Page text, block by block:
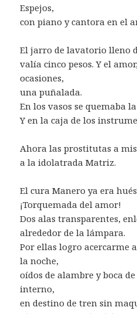
Espejos,
con piano y cantora en el
El jarro de lavatorio lleno
valía cinco pesos. Y el
ocasiones,
una puñalada.
En los vasos se quemaba
Y en la caja de los
Ahora las prostitutas a
a la idolatrada Matriz.
El cura Manero ya era
¡Torquemada del amor!
Dos alas transparentes,
alrededor de la lámpara.
Por ellas logro acercarme
la noche,
oídos de alambre y boca
interno,
en destino de tren sin